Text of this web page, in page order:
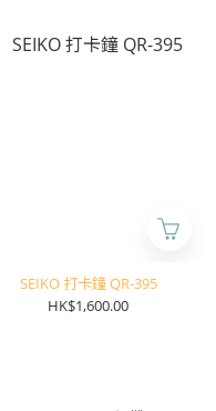
SEIKO 打卡鐘 QR-395
HK$1,600.00